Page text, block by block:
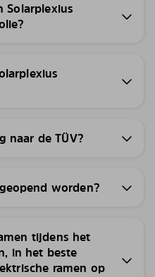
Solarplexius
naar de TÜV?
worden?
tijdens het
in het beste
ramen op